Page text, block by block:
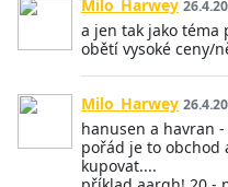
Milo_Harwey
a jen tak jako téma
obětí vysoké ceny/
Milo_Harwey
hanusen a havran
pořád je to obchod
kupovat....